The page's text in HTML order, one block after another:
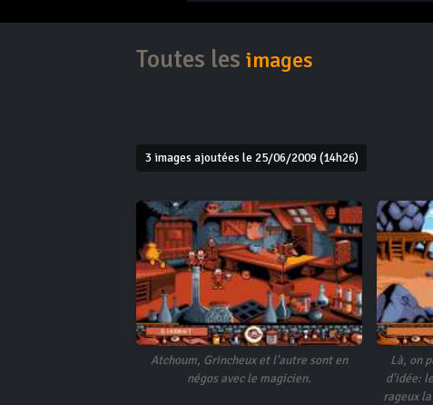
Toutes les images
3 images ajoutées le 25/06/2009 (14h26)
Atchoum, Grincheux et l'autre sont en
négos avec le magicien.
Là, on
d'idée:
rageux